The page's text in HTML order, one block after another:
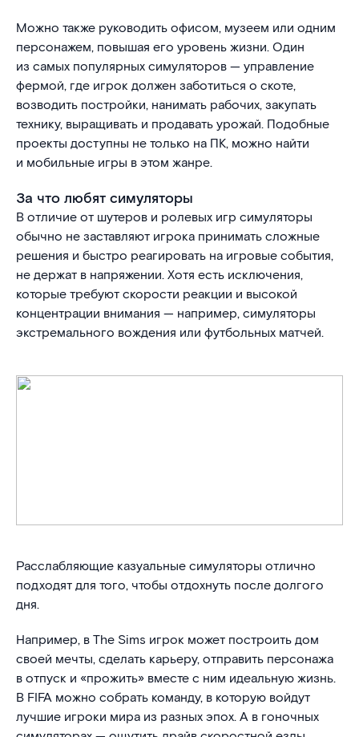
Можно также руководить офисом, музеем или одним
персонажем, повышая его уровень жизни. Один
из самых популярных симуляторов — управление
фермой, где игрок должен заботиться о скоте,
возводить постройки, нанимать рабочих, закупать
технику, выращивать и продавать урожай. Подобные
проекты доступны не только на ПК, можно найти
и мобильные игры в этом жанре.
За что любят симуляторы
В отличие от шутеров и ролевых игр симуляторы
обычно не заставляют игрока принимать сложные
решения и быстро реагировать на игровые события,
не держат в напряжении. Хотя есть исключения,
которые требуют скорости реакции и высокой
концентрации внимания — например, симуляторы
экстремального вождения или футбольных матчей.
Расслабляющие казуальные симуляторы отлично
подходят для того, чтобы отдохнуть после долгого
дня.
Например, в The Sims игрок может построить дом
своей мечты, сделать карьеру, отправить персонажа
в отпуск и «прожить» вместе с ним идеальную жизнь.
В FIFA можно собрать команду, в которую войдут
лучшие игроки мира из разных эпох. А в гоночных